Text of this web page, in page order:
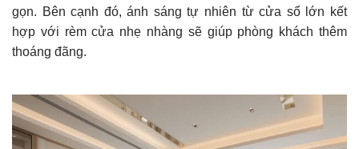
gọn. Bên cạnh đó, ánh sáng tự nhiên từ cửa sổ lớn kết
hợp với rèm cửa nhẹ nhàng sẽ giúp phòng khách thêm
thoáng đãng.